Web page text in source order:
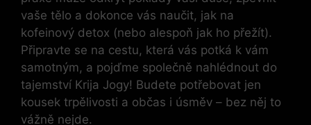
vaše tělo a dokonce vás naučit, jak na
kofeinový detox (nebo alespoň jak ho přežít).
Připravte se na cestu, která vás potká k vám
samotným, a pojďme společně nahlédnout do
tajemství Krija Jogy! Budete potřebovat jen
kousek trpělivosti a občas i úsměv – bez něj to
vážně nejde.